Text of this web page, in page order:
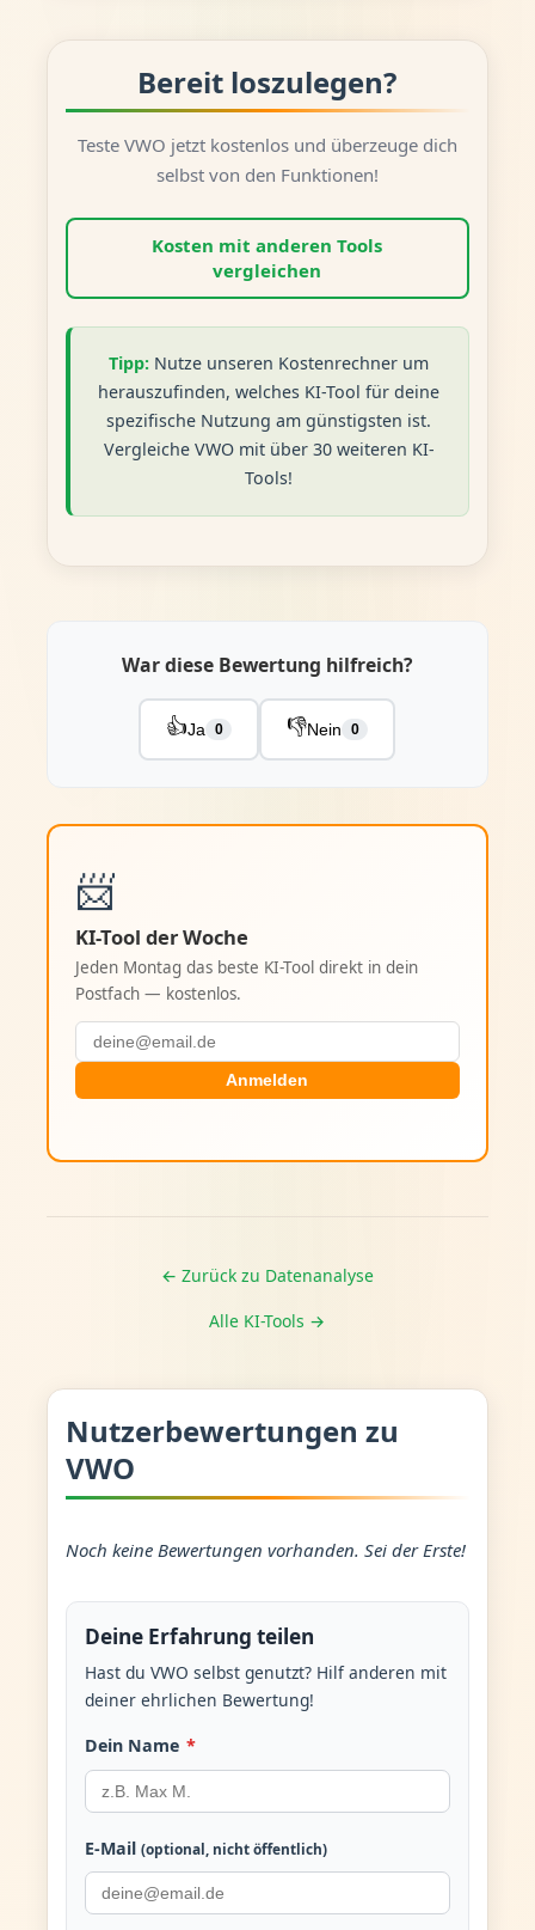
Bereit loszulegen?
Teste VWO jetzt kostenlos und überzeuge dich
selbst von den Funktionen!
Kosten mit anderen Tools
vergleichen
Tipp: Nutze unseren Kostenrechner um
herauszufinden, welches KI-Tool für deine
spezifische Nutzung am günstigsten ist.
Vergleiche VWO mit über 30 weiteren KI-
Tools!
War diese Bewertung hilfreich?
👍Ja 0 👎Nein 0
📨
KI-Tool der Woche
Jeden Montag das beste KI-Tool direkt in dein
Postfach — kostenlos.
Anmelden
← Zurück zu Datenanalyse
Alle KI-Tools →
Nutzerbewertungen zu
VWO
Noch keine Bewertungen vorhanden. Sei der Erste!
Deine Erfahrung teilen
Hast du VWO selbst genutzt? Hilf anderen mit
deiner ehrlichen Bewertung!
Dein Name *
E-Mail (optional, nicht öffentlich)